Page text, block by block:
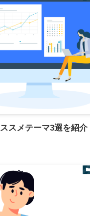
スメテーマ3選を紹介